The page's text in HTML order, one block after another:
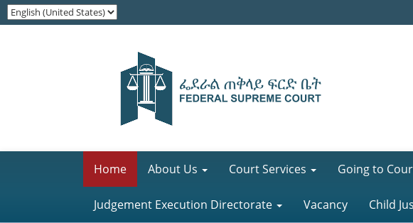
Home About Us Court Services Going to
Judgement Execution Directorate Vacancy Child